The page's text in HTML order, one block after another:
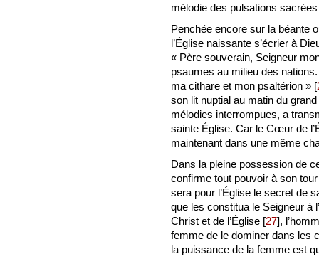
mélodie des pulsations
Penchée encore sur la béante
l’Église naissante s’écrier à
« Père souverain, Seigneur
psaumes au milieu des
ma cithare et mon psaltérion » [
son lit nuptial au matin du
mélodies interrompues, a
sainte Église. Car le Cœur de
maintenant dans une même
Dans la pleine possession de
confirme tout pouvoir à son
sera pour l’Église le secret de
que les constitua le Seigneur à
Christ et de l’Église [27],
femme de le dominer dans les
la puissance de la femme est